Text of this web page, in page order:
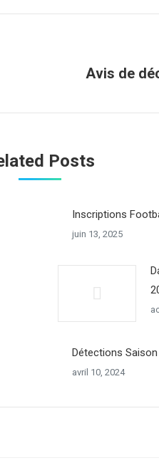
Avis de
Posts
Inscriptions
juin 13, 2025
Détections
avril 10, 2024